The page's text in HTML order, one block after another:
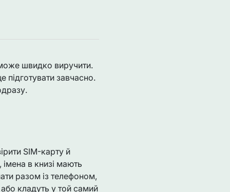
швидко виручити.
підготувати завчасно.
SIM-карту й
в книзі мають
разом із телефоном,
кладуть у той самий